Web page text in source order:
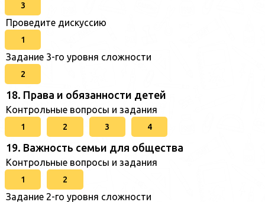
3
Проведите дискуссию
1
Задание 3-го уровня сложности
2
18. Права и обязанности детей
Контрольные вопросы и задания
1 2 3 4
19. Важность семьи для общества
Контрольные вопросы и задания
1 2
Задание 2-го уровня сложности